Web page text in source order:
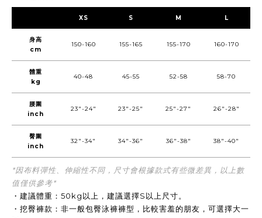
XS S M L
身高
cm
150-160 155-165 155-170 160-170
體重
kg
40-48 45-55 52-58 58-70
腰圍
inch
23"-24" 23"-25" 25"-27" 26"-28"
臀圍
inch
32"-34" 34"-36" 36"-38" 38"-40"
*因布料彈性、伸縮性不同，尺寸會根據款式有些微差異，以上數
值僅供參考*
・建議體重：50kg以上，建議選擇S以上尺寸。
・挖臀褲款：非一般包臀泳褲褲型，比較害羞的朋友，可選擇大一